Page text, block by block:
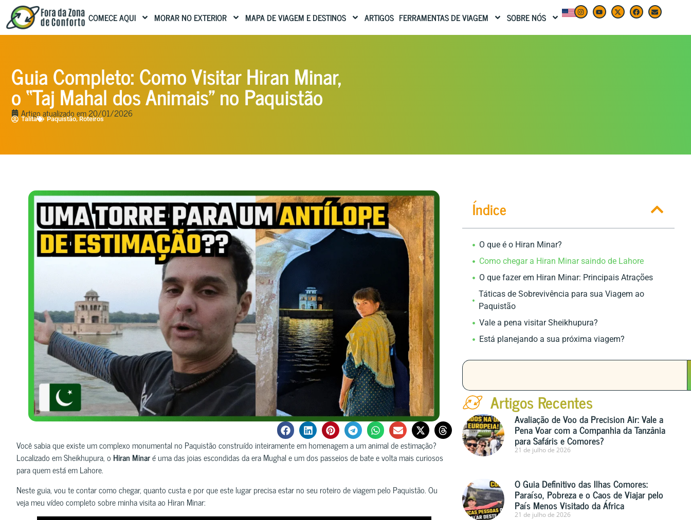
COMECE AQUI MORAR NO EXTERIOR MAPA DE VIAGEM E DESTINOS ARTIGOS FERRAMENTAS DE VIAGEM SOBRE NÓS
Guia Completo: Como Visitar Hiran Minar,
o “Taj Mahal dos Animais” no Paquistão
Artigo atualizado em20/01/2026
Talita Paquistão,Roteiros
Você sabia que existe um complexo monumental no Paquistão construído inteiramente em homenagem a um animal de estimação?
Localizado em Sheikhupura, o Hiran Minaré uma das joias escondidas da era Mughal e um dos passeios de bate e volta mais curiosos
para quem está em Lahore.
Neste guia, vou te contar como chegar, quanto custa e por que este lugar precisa estar no seu roteiro de viagem pelo Paquistão. Ou
veja meu vídeo completo sobre minha visita ao Hiran Minar:
Índice
O que é o Hiran Minar?
Como chegar a Hiran Minar saindo de Lahore
O que fazer em Hiran Minar: Principais Atrações
Táticas de Sobrevivência para sua Viagem ao
Paquistão
Vale a pena visitar Sheikhupura?
Está planejando a sua próxima viagem?
Artigos Recentes
Avaliação de Voo da Precision Air: Vale a
Pena Voar com a Companhia da Tanzânia
para Safáris e Comores?
21 de julho de 2026
O Guia Definitivo das Ilhas Comores:
Paraíso, Pobreza e o Caos de Viajar pelo
País Menos Visitado da África
21 de julho de 2026